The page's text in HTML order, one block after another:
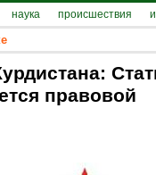
наука происшествия
правовой